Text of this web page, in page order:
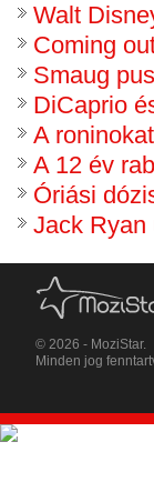
Walt
Coming
Smaug
DiCaprio
A
A 12 év
Óriási
Jack Ryan
© 2026 - MoziStar.
Minden jog